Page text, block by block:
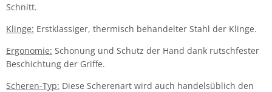
Schnitt.
Klinge: Erstklassiger, thermisch behandelter Stahl der Klinge.
Ergonomie: Schonung und Schutz der Hand dank rutschfester
Beschichtung der Griffe.
Scheren-Typ: Diese Scherenart wird auch handelsüblich den